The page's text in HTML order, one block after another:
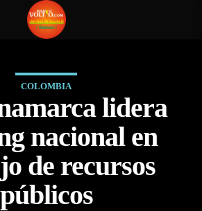
COLOMBIA
lidera
nacional en
de recursos
públicos